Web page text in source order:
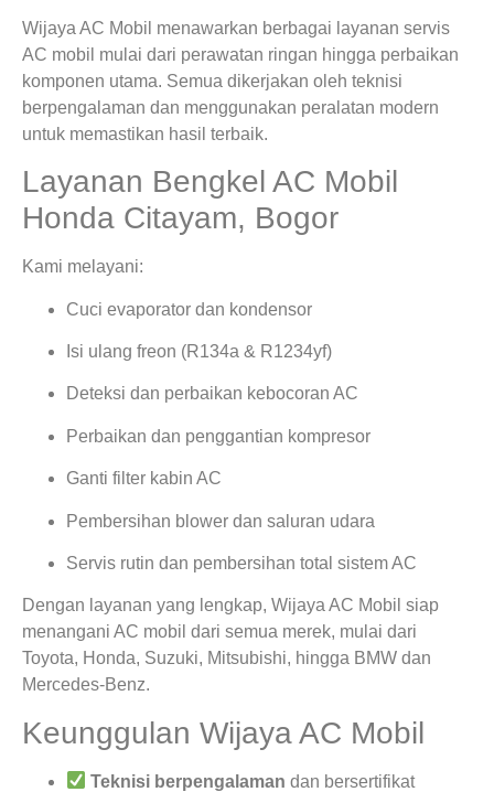
Wijaya AC Mobil menawarkan berbagai layanan servis
AC mobil mulai dari perawatan ringan hingga perbaikan
komponen utama. Semua dikerjakan oleh teknisi
berpengalaman dan menggunakan peralatan modern
untuk memastikan hasil terbaik.
Layanan Bengkel AC Mobil
Honda Citayam, Bogor
Kami melayani:
Cuci evaporator dan kondensor
Isi ulang freon (R134a & R1234yf)
Deteksi dan perbaikan kebocoran AC
Perbaikan dan penggantian kompresor
Ganti filter kabin AC
Pembersihan blower dan saluran udara
Servis rutin dan pembersihan total sistem AC
Dengan layanan yang lengkap, Wijaya AC Mobil siap
menangani AC mobil dari semua merek, mulai dari
Toyota, Honda, Suzuki, Mitsubishi, hingga BMW dan
Mercedes-Benz.
Keunggulan Wijaya AC Mobil
Teknisi berpengalaman dan bersertifikat